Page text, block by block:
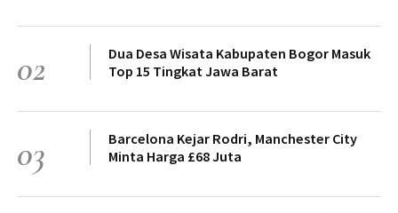
02
Dua Desa Wisata Kabupaten Bogor Masuk
Top 15 Tingkat Jawa Barat
03
Barcelona Kejar Rodri, Manchester City
Minta Harga £68 Juta